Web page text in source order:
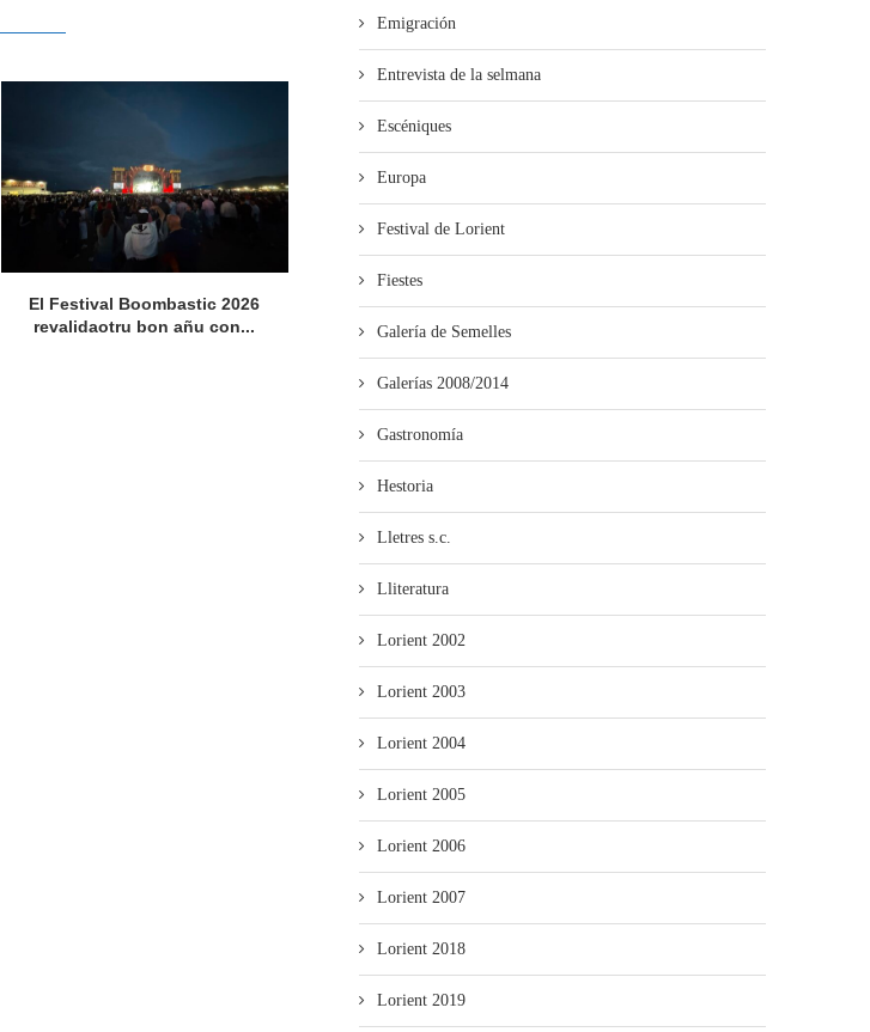
El Festival Boombastic 2026
revalidaotru bon añu con...
Semando Son amuesa’l nuevu folk
asturiano
El Trasiegu Fest va tener
Emigración
Entrevista de la selmana
Escéniques
Europa
Festival de Lorient
Fiestes
Galería de Semelles
Galerías 2008/2014
Gastronomía
Hestoria
Lletres s.c.
Lliteratura
Lorient 2002
Lorient 2003
Lorient 2004
Lorient 2005
Lorient 2006
Lorient 2007
Lorient 2018
Lorient 2019